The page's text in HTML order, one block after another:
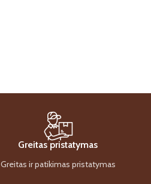
Greitas pristatymas
Greitas ir patikimas pristatymas